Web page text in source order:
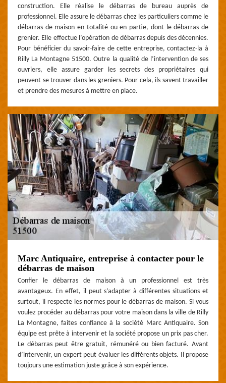
construction. Elle réalise le débarras de bureau auprès de
professionnel. Elle assure le débarras chez les particuliers comme le
débarras de maison en totalité ou en partie, dont le débarras de
grenier. Elle effectue l’opération de débarras depuis des décennies.
Pour bénéficier du savoir-faire de cette entreprise, contactez-la à
Rilly La Montagne 51500. Outre la qualité de l’intervention de ses
ouvriers, elle assure garder les secrets des propriétaires qui
peuvent se trouver dans les greniers. Pour cela, ils savent travailler
et prendre des mesures à mettre en place.
Marc Antiquaire, entreprise à contacter pour le
débarras de maison
Confier le débarras de maison à un professionnel est très
avantageux. En effet, il peut s’adapter à différentes situations et
surtout, il respecte les normes pour le débarras de maison. Si vous
voulez procéder au débarras pour votre maison dans la ville de Rilly
La Montagne, faites confiance à la société Marc Antiquaire. Son
équipe est prête à intervenir et la société propose un prix pas cher.
Le débarras peut être gratuit, rémunéré ou bien facturé. Avant
d’intervenir, un expert peut évaluer les différents objets. Il propose
toujours une estimation juste grâce à son expérience.